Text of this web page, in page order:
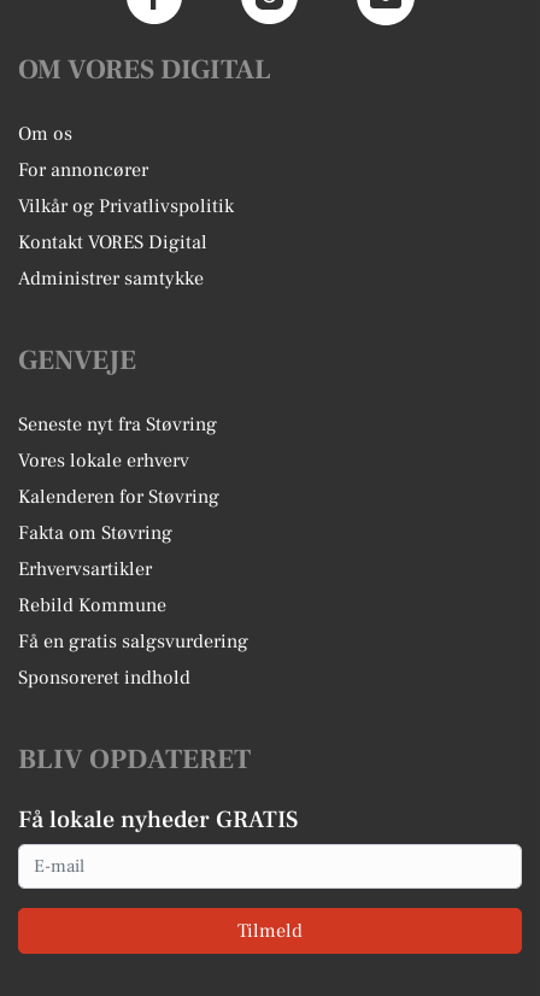
OM VORES DIGITAL
Om os
For annoncører
Vilkår og Privatlivspolitik
Kontakt VORES Digital
Administrer samtykke
GENVEJE
Seneste nyt fra Støvring
Vores lokale erhverv
Kalenderen for Støvring
Fakta om Støvring
Erhvervsartikler
Rebild Kommune
Få en gratis salgsvurdering
Sponsoreret indhold
BLIV OPDATERET
Få lokale nyheder GRATIS
Email
Tilmeld